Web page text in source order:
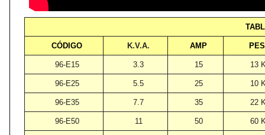
CÓDIGO K.V.A. AMP
96-E15 3.3 15 13
96-E25 5.5 25 10
96-E35 7.7 35 22
96-E50 11 50 60